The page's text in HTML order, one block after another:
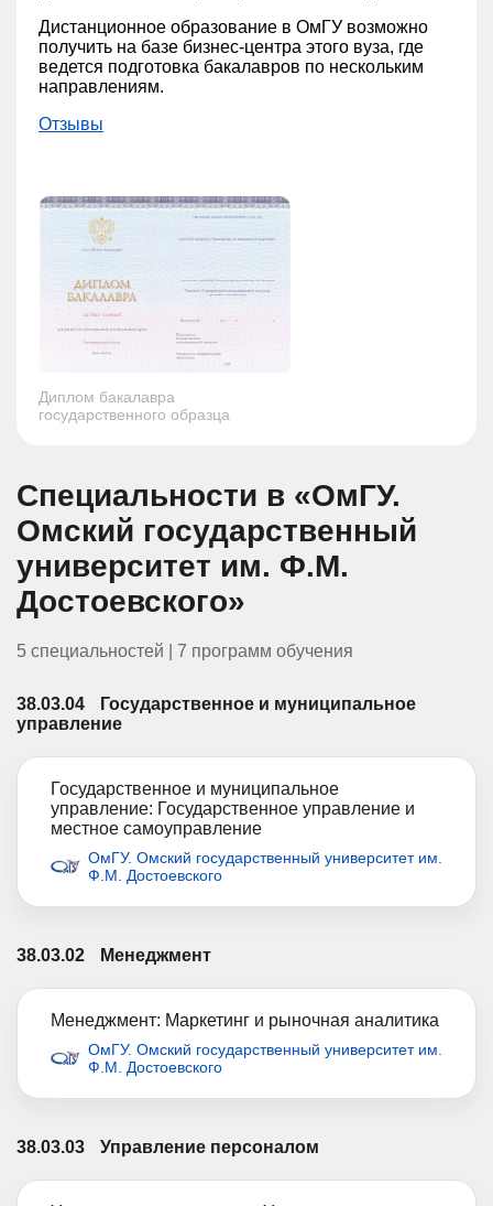
Дистанционное образование в ОмГУ возможно
получить на базе бизнес-центра этого вуза, где
ведется подготовка бакалавров по нескольким
направлениям.
Отзывы
Диплом бакалавра
государственного образца
Специальности в «ОмГУ.
Омский государственный
университет им. Ф.М.
Достоевского»
5 специальностей | 7 программ обучения
38.03.04
Государственное и муниципальное
управление
Государственное и муниципальное
управление: Государственное управление и
местное самоуправление
ОмГУ. Омский государственный университет им.
Ф.М. Достоевского
38.03.02 Менеджмент
Менеджмент: Маркетинг и рыночная аналитика
ОмГУ. Омский государственный университет им.
Ф.М. Достоевского
38.03.03 Управление персоналом